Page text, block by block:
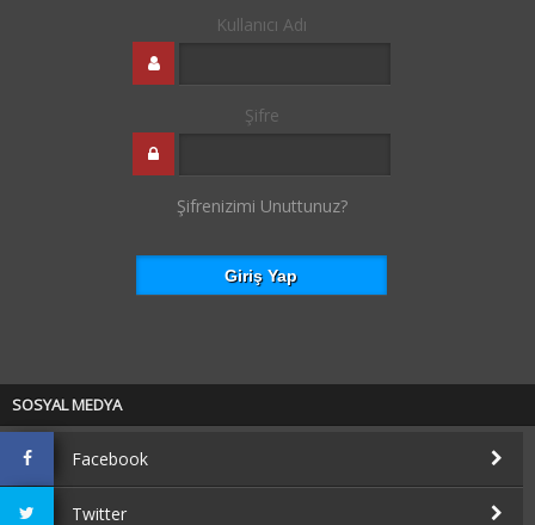
Kullanıcı Adı
Şifre
Şifrenizimi Unuttunuz?
SOSYAL MEDYA
Facebook
Twitter